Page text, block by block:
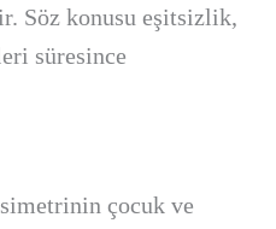
Söz konusu eşitsizlik,
süresince
çocuk ve